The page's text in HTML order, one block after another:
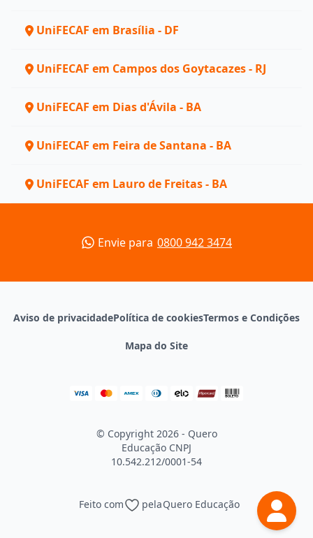
Continuar
UniFECAF em Brasília - DF
UniFECAF em Campos dos Goytacazes - RJ
UniFECAF em Dias d'Ávila - BA
UniFECAF em Feira de Santana - BA
UniFECAF em Lauro de Freitas - BA
Envie para 0800 942 3474
Aviso de privacidadePolítica de cookiesTermos e Condições
Mapa do Site
© Copyright 2026 - Quero
Educação CNPJ
10.542.212/0001-54
Feito com pelaQuero Educação